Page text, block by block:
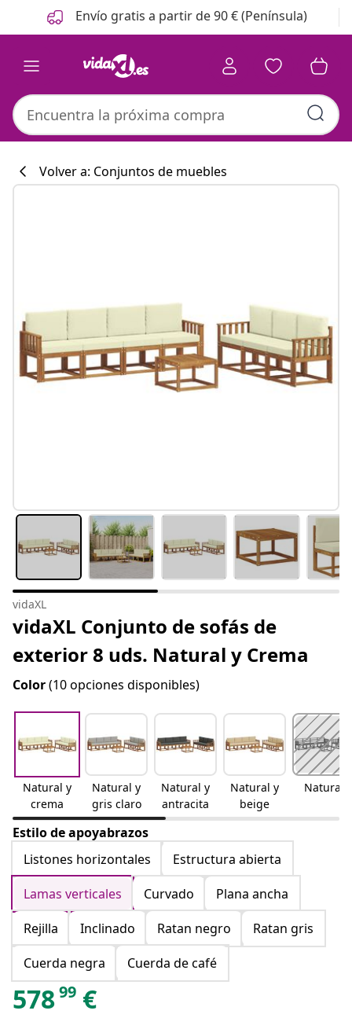
Anterior
Siguiente Envío gratis a partir de 90 € (Península)
Volver a: Conjuntos de muebles
vidaXL
vidaXL Conjunto de sofás de
exterior 8 uds. Natural y Crema
Color(10 opciones disponibles)
Natural y
crema
Natural y
gris claro
Natural y
antracita
Natural y
beige
Natural
Estilo de apoyabrazos
Listones horizontales
Estructura abierta
Lamas verticales
Curvado
Plana ancha
Rejilla
Inclinado Ratan negro
Ratan gris
Cuerda negra
Cuerda de café
57899 €